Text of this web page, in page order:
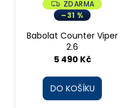
Z
D
A
M
ZDARMA
–31 %
Babolat Counter Viper
2.6
5 490 Kč
DO KOŠÍKU